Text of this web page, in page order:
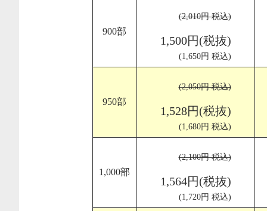
900部
(2,010円 税込)
1,500円(税抜)
(1,650円 税込)
950部
(2,050円 税込)
1,528円(税抜)
(1,680円 税込)
1,000部
(2,100円 税込)
1,564円(税抜)
(1,720円 税込)